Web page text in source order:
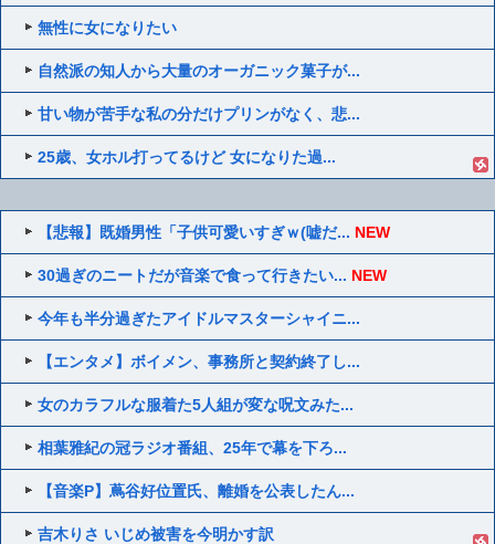
無性に女になりたい
自然派の知人から大量のオーガニック菓子が...
甘い物が苦手な私の分だけプリンがなく、悲...
25歳、女ホル打ってるけど 女になりた過...
【悲報】既婚男性「子供可愛いすぎｗ(嘘だ... NEW
30過ぎのニートだが音楽で食って行きたい... NEW
今年も半分過ぎたアイドルマスターシャイニ...
【エンタメ】ボイメン、事務所と契約終了し...
女のカラフルな服着た5人組が変な呪文みた...
相葉雅紀の冠ラジオ番組、25年で幕を下ろ...
【音楽P】蔦谷好位置氏、離婚を公表したん...
吉木りさ いじめ被害を今明かす訳